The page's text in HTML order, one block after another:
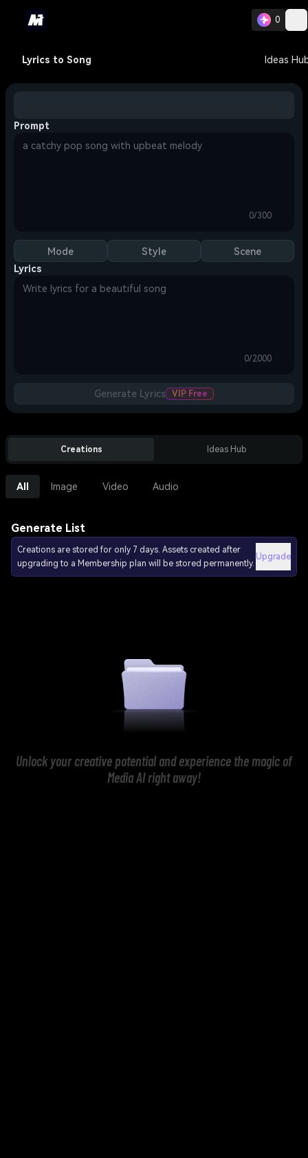
0
Lyrics to Song Ideas
Prompt
0/300
Mode Style
Scene
Lyrics
0/2000
Generate Lyrics VIP Free
Creations Ideas Hub
All Image Video Audio
Generate List
Creations are stored for only 7 days. Assets created after
upgrading to a Membership plan will be stored permanently.
Upgrade
Unlock your creative potential and experience the magic of
Media AI right away!